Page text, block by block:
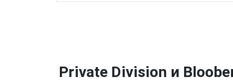
Private Division и